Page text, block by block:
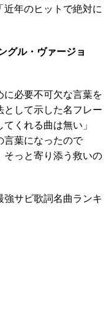
近年のヒットで絶対に
グル・ヴァージョ
に必要不可欠な言葉を
として示した名フレー
くれる曲は無い」
言葉になったので
っと寄り添う救いの
強サビ歌詞名曲ランキ